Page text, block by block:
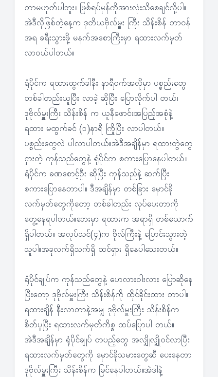
တာမဟုတ်ပါဘူး။ ဖြစ်ရပ်မှန်ကိုအားလုံးသိစေချင်လို့ပါ။
အဲဒီလိုဖြစ်တဲ့နေ့က ဒုတိယဗိုလ်မှူး ကြီး သိန်းစိန် တာဝန်
အရ ခရီးသွားဖို့ မနက်အစောကြီးမှာ ရထားလက်မှတ်
လာဝယ်ပါတယ်။
ရုံပိုင်က ရထားထွက်ခါနီး နာရီဝက်အလိုမှာ ပစ္စည်းတွေ
တစ်ခါတည်းယူပြီး လာခဲ့ ဆိုပြီး ပြောလိုက်ပါ တယ်၊
ဒုဗိုလ်မှူးကြီး သိန်းစိန် က ယူနီဖောင်းအပြည့်အစုံနဲ့
ရထား မထွက်ခင် (၁)နာရီ ကြိုပြီး လာပါတယ်။
ပစ္စည်းတွေလဲ ပါလာပါတယ်။အဲဒီအချိန်မှာ ရထားတွဲတွေ
ငှားတဲ့ ကုန်သည်တွေနဲ့ ရုံပိုင်က စကားပြောနေပါတယ်။
ရုံပိုင်က ခဏစောင့်ဦး ဆိုပြီး ကုန်သည်နဲ့ ဆက်ပြီး
စကားပြောနေတာပါ။ ဒီအချိန်မှာ တစ်ခြား မှောင်ခို
လက်မှတ်တွေကိုတော့ တစ်ခါတည်း လုပ်ပေးတာကို
တွေ့နေရပါတယ်။ဘေးမှာ ရထားက အရာရှိ တစ်ယောက်
ရှိပါတယ်။ အလုပ်သင်(၄)က ဗိုလ်ကြီးနဲ့ ပြောင်းသွားတဲ့
သူပါ။အခုလက်ရှိသက်ရှိ ထင်ရှား ရှိနေပါသေးတယ်။
ရုံပိုင်ချုပ်က ကုန်သည်တွေနဲ့ ဟေလားဝါးလား ပြောဆိုနေ
ပြီးတော့ ဒုဗိုလ်မှူးကြီး သိန်းစိန်ကို ထိုင်ခိုင်းထား တာပါ။
ရထားချိန် နီးလာတာနဲ့အမျှ ဒုဗိုလ်မှူးကြီး သိန်းစိန်က
စိတ်ပူပြီး ရထားလက်မှတ်ကိစ္စ ထပ်ပြောပါ တယ်။
အဲဒီအချိန်မှာ ရုံပိုင်ချုပ် တပည့်တွေ အလျှိုလျှိုဝင်လာပြီး
ရထားလက်မှတ်တွေကို မှောင်ခိုသမားတွေဆီ ပေးနေတာ
ဒုဗိုလ်မှူးကြီး သိန်းစိန်က မြင်နေပါတယ်။အဲဒါနဲ့